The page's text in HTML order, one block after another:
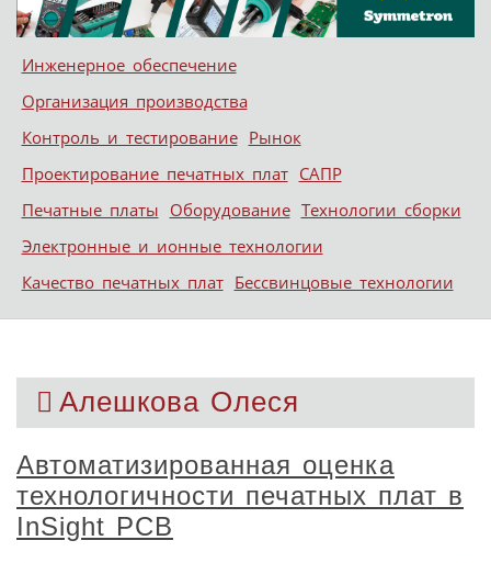
Меню
Skip to content
Инженерное обеспечение
Организация производства
Контроль и тестирование Рынок
Проектирование печатных плат САПР
Печатные платы Оборудование Технологии сборки
Электронные и ионные технологии
Качество печатных плат Бессвинцовые технологии
Алешкова Олеся
Автоматизированная оценка
технологичности печатных плат в
InSight PCB